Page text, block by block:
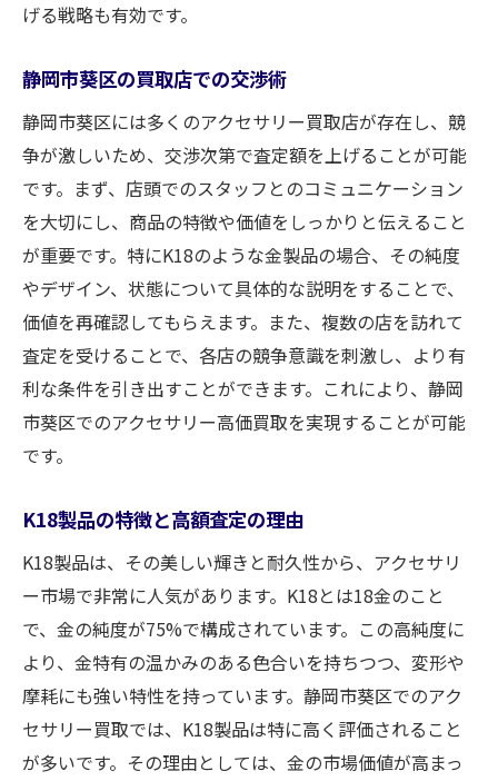
げる戦略も有効です。
静岡市葵区の買取店での交渉術
静岡市葵区には多くのアクセサリー買取店が存在し、競
争が激しいため、交渉次第で査定額を上げることが可能
です。まず、店頭でのスタッフとのコミュニケーション
を大切にし、商品の特徴や価値をしっかりと伝えること
が重要です。特にK18のような金製品の場合、その純度
やデザイン、状態について具体的な説明をすることで、
価値を再確認してもらえます。また、複数の店を訪れて
査定を受けることで、各店の競争意識を刺激し、より有
利な条件を引き出すことができます。これにより、静岡
市葵区でのアクセサリー高価買取を実現することが可能
です。
K18製品の特徴と高額査定の理由
K18製品は、その美しい輝きと耐久性から、アクセサリ
ー市場で非常に人気があります。K18とは18金のこと
で、金の純度が75%で構成されています。この高純度に
より、金特有の温かみのある色合いを持ちつつ、変形や
摩耗にも強い特性を持っています。静岡市葵区でのアク
セサリー買取では、K18製品は特に高く評価されること
が多いです。その理由としては、金の市場価値が高まっ